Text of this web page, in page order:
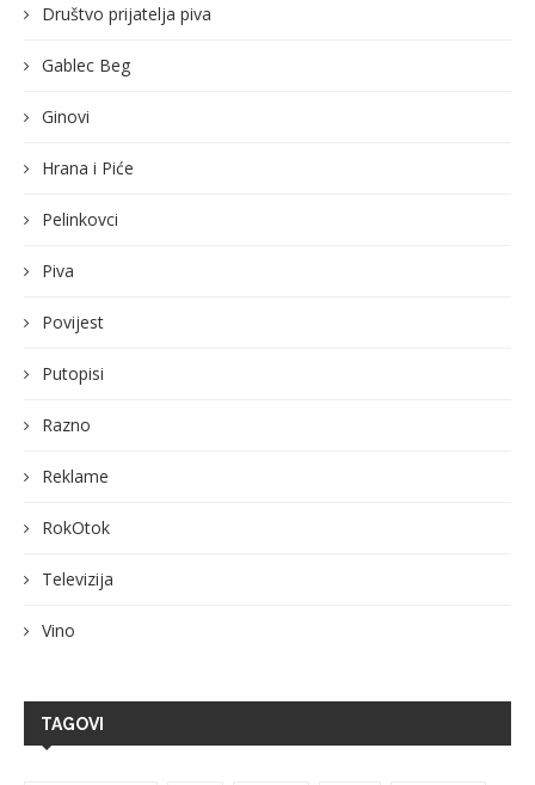
Društvo prijatelja piva
Gablec Beg
Ginovi
Hrana i Piće
Pelinkovci
Piva
Povijest
Putopisi
Razno
Reklame
RokOtok
Televizija
Vino
TAGOVI